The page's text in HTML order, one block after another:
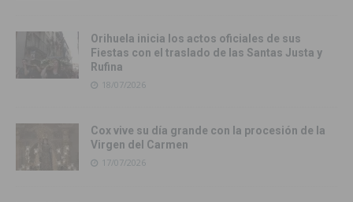
Orihuela inicia los actos oficiales de sus
Fiestas con el traslado de las Santas Justa y
Rufina
18/07/2026
Cox vive su día grande con la procesión de la
Virgen del Carmen
17/07/2026